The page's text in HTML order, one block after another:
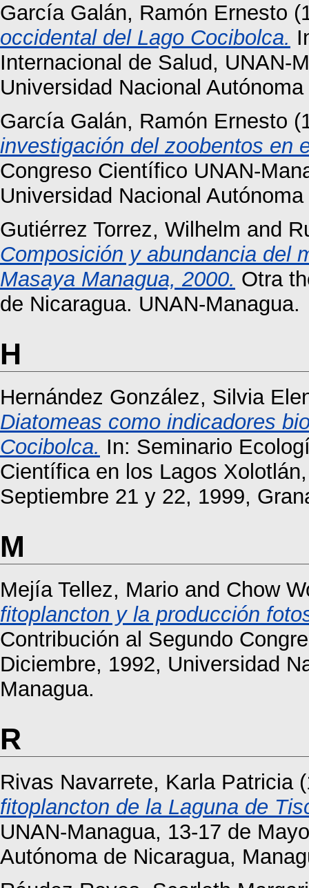
García Galán, Ramón Ernesto
occidental del Lago Cocibolca.
Internacional de Salud, UNAN-
Universidad Nacional
García Galán, Ramón Ernesto
investigación del zoobentos en
Congreso Científico UNAN-
Universidad Nacional
Gutiérrez Torrez, Wilhelm and
Composición y abundancia del
Masaya Managua, 2000. Otra
de Nicaragua. UNAN-Managua.
H
Hernández González, Silvia
Diatomeas como indicadores
Cocibolca. In: Seminario
Científica en los Lagos
Septiembre 21 y 22, 1999,
M
Mejía Tellez, Mario and Chow
fitoplancton y la producción
Contribución al Segundo
Diciembre, 1992, Universidad
Managua.
R
Rivas Navarrete, Karla Patricia
fitoplancton de la Laguna de
UNAN-Managua, 13-17 de
Autónoma de Nicaragua,